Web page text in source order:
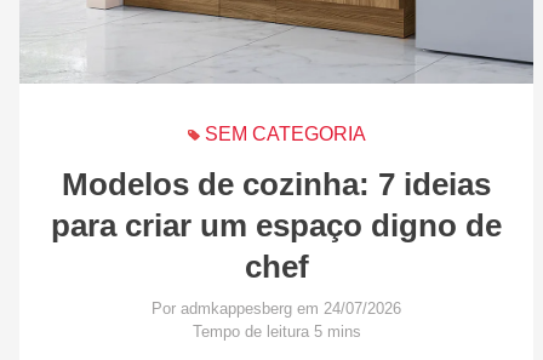
SEM CATEGORIA
Modelos de cozinha: 7 ideias
para criar um espaço digno de
chef
Por admkappesberg em 24/07/2026